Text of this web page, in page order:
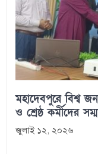
মহাদেবপুরে বিশ্ব
ও শ্রেষ্ঠ কর্মীদের
জুলাই ১২, ২০২৬